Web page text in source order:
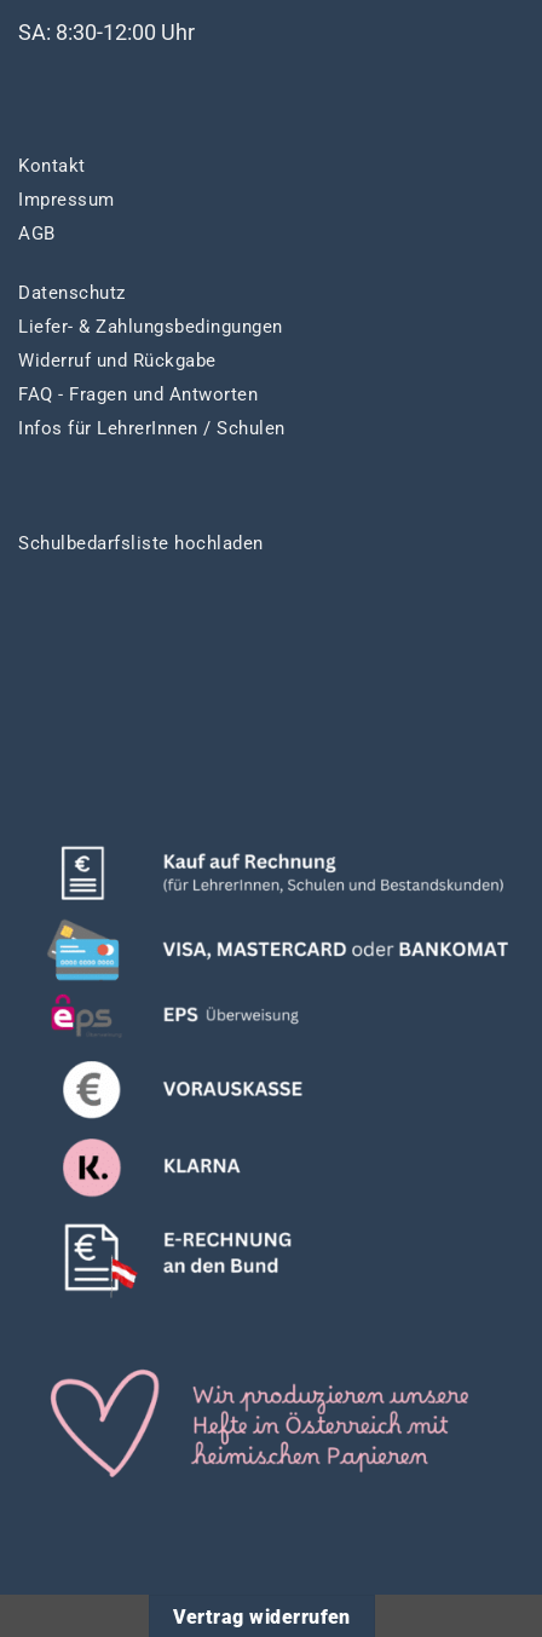
SA: 8:30-12:00 Uhr
Kontakt
Impressum
AGB
Datenschutz
Liefer- & Zahlungsbedingungen
Widerruf und Rückgabe
FAQ - Fragen und Antworten
Infos für LehrerInnen / Schulen
Schulbedarfsliste hochladen
Vertrag widerrufen